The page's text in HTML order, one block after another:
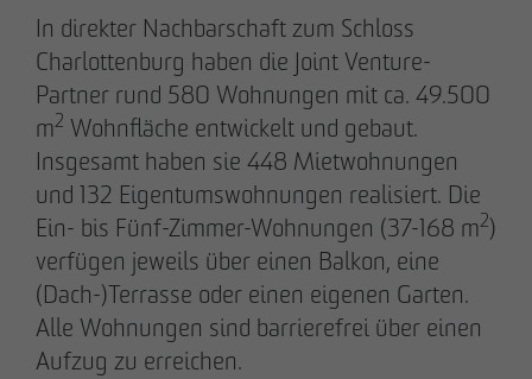
In direkter Nachbarschaft zum Schloss
Charlottenburg haben die Joint Venture-
Partner rund 580 Wohnungen mit ca. 49.500
m2 Wohnfläche entwickelt und gebaut.
Insgesamt haben sie 448 Mietwohnungen
und 132 Eigentumswohnungen realisiert. Die
Ein- bis Fünf-Zimmer-Wohnungen (37-168 m2)
verfügen jeweils über einen Balkon, eine
(Dach-)Terrasse oder einen eigenen Garten.
Alle Wohnungen sind barrierefrei über einen
Aufzug zu erreichen.
Holzhybridbauweise